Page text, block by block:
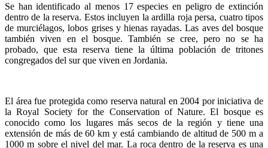
Se han identificado al menos 17 especies en peligro de extinción
dentro de la reserva. Estos incluyen la ardilla roja persa, cuatro tipos
de murciélagos, lobos grises y hienas rayadas. Las aves del bosque
también viven en el bosque. También se cree, pero no se ha
probado, que esta reserva tiene la última población de tritones
congregados del sur que viven en Jordania.
El área fue protegida como reserva natural en 2004 por iniciativa de
la Royal Society for the Conservation of Nature. El bosque es
conocido como los lugares más secos de la región y tiene una
extensión de más de 60 km y está cambiando de altitud de 500 m a
1000 m sobre el nivel del mar. La roca dentro de la reserva es una